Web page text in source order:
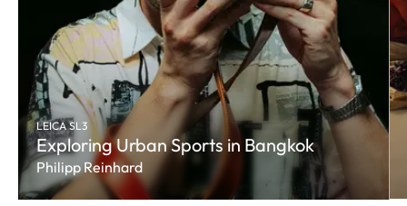
LEICA SL3
Exploring Urban Sports in Bangkok
Philipp Reinhard